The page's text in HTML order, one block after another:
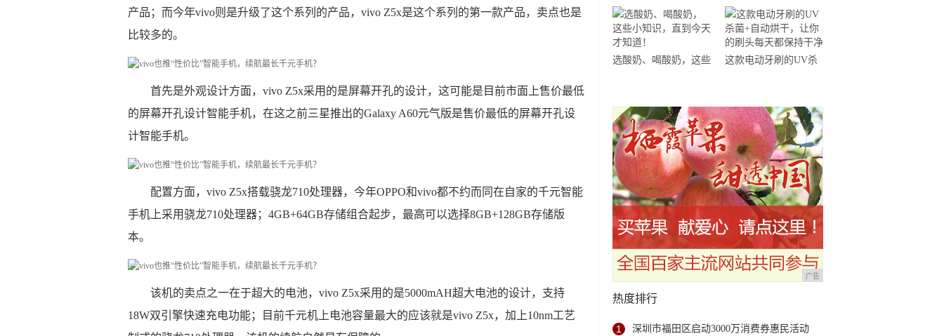
产品；而今年vivo则是升级了这个系列的产品，vivo Z5x是这个系列的第一款产品，卖点也是
比较多的。
首先是外观设计方面，vivo Z5x采用的是屏幕开孔的设计，这可能是目前市面上售价最低
的屏幕开孔设计智能手机，在这之前三星推出的Galaxy A60元气版是售价最低的屏幕开孔设
计智能手机。
配置方面，vivo Z5x搭载骁龙710处理器，今年OPPO和vivo都不约而同在自家的千元智能
手机上采用骁龙710处理器；4GB+64GB存储组合起步，最高可以选择8GB+128GB存储版
本。
该机的卖点之一在于超大的电池，vivo Z5x采用的是5000mAH超大电池的设计，支持
18W双引擎快速充电功能；目前千元机上电池容量最大的应该就是vivo Z5x，加上10nm工艺
市
2019国际垂直马拉松超
级精英赛顺德海骏达中
心站欢乐开跑
选酸奶、喝酸奶，这些
这款电动牙刷的UV杀
广告
热度排行
1 深圳市福田区启动3000万消费券惠民活动